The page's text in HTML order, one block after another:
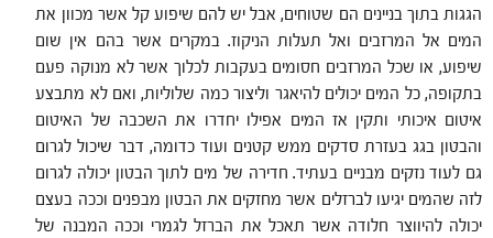
הגגות בתוך בניינים הם שטוחים, אבל יש להם שיפוע קל אשר מכוון את
המים אל המרזבים ואל תעלות הניקוז. במקרים אשר בהם אין שום
שיפוע, או שכל המרזבים חסומים בעקבות לכלוך אשר לא מנוקה פעם
בתקופה, כל המים יכולים להיאגר וליצור כמה שלוליות, ואם לא מתבצע
איטום איכותי ותקין אז המים אפילו יחדרו את השכבה של האיטום
והבטון בגג בעזרת סדקים ממש קטנים ועוד כדומה, דבר שיכול לגרום
גם לעוד נזקים מבניים בעתיד. חדירה של מים לתוך הבטון יכולה לגרום
לזה שהמים יגיעו לברזלים אשר מחזקים את הבטון מבפנים וככה בעצם
יכולה להיווצר חלודה אשר תאכל את הברזל לגמרי וככה המבנה של